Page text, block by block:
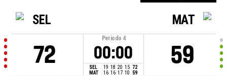
SEL
72
Periodo 4
00:00
SEL 19 18 20 15 72
MAT
16 16 17 10 59
MAT
59